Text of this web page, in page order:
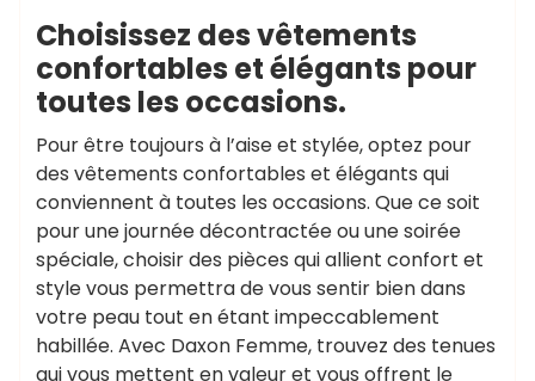
Choisissez des vêtements
confortables et élégants pour
toutes les occasions.
Pour être toujours à l’aise et stylée, optez pour
des vêtements confortables et élégants qui
conviennent à toutes les occasions. Que ce soit
pour une journée décontractée ou une soirée
spéciale, choisir des pièces qui allient confort et
style vous permettra de vous sentir bien dans
votre peau tout en étant impeccablement
habillée. Avec Daxon Femme, trouvez des tenues
qui vous mettent en valeur et vous offrent le